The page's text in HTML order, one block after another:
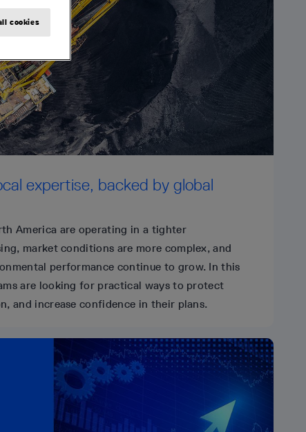
expertise, backed by global
America are operating in a tighter
market conditions are more complex, and
performance continue to grow. In this
are looking for practical ways to protect
and increase confidence in their plans.
cookies